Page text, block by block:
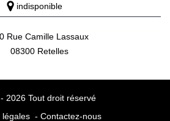
indisponible
Rue Camille Lassaux
08300 Retelles
2026 Tout droit réservé
légales - Contactez-nous